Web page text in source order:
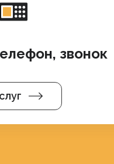
звонок